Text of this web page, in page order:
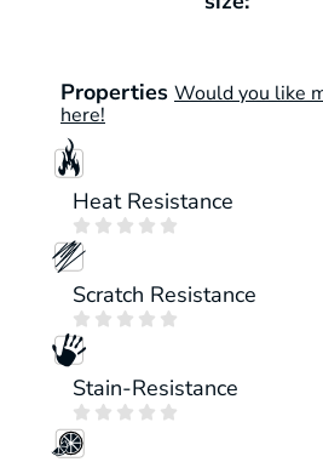
Properties Would you like
here!
Heat Resistance
    
Scratch Resistance
    
Stain-Resistance
    